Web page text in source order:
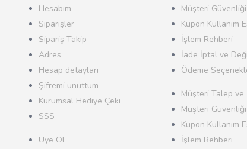
Hesabım
Siparişler
Sipariş Takip
Adres
Hesap detayları
Şifremi unuttum
Kurumsal Hediye Çeki
SSS
Üye Ol
Müşteri Güvenliği
Kupon Kullanım
İşlem Rehberi
İade İptal ve
Ödeme
Müşteri Talep ve
Müşteri Güvenliği
Kupon Kullanım
İşlem Rehberi